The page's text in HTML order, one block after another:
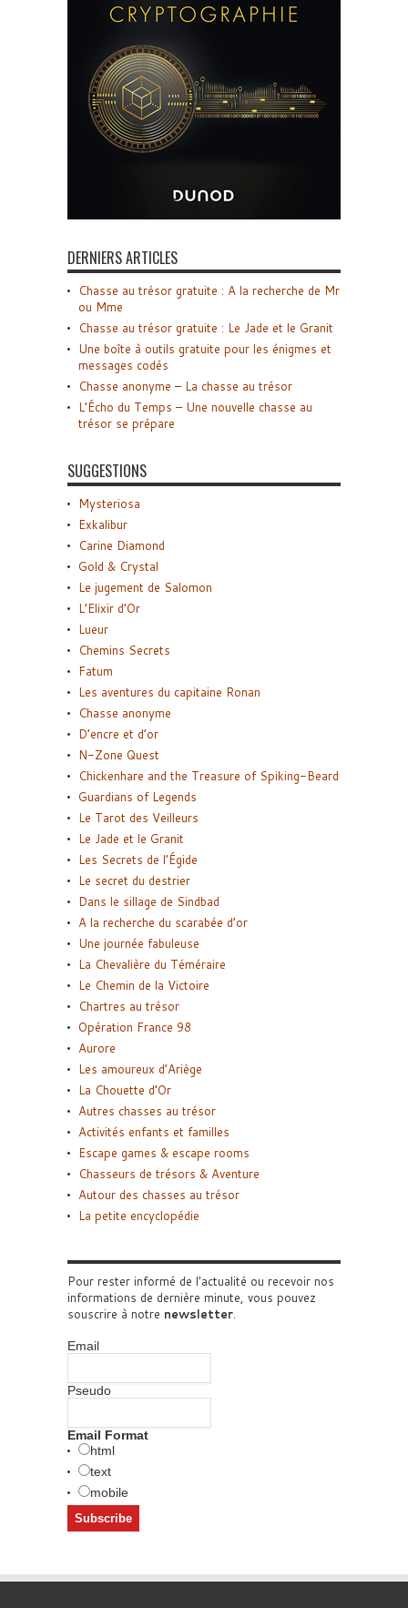
DERNIERS ARTICLES
Chasse au trésor gratuite : A la recherche de Mr
ou Mme
Chasse au trésor gratuite : Le Jade et le Granit
Une boîte à outils gratuite pour les énigmes et
messages codés
Chasse anonyme – La chasse au trésor
L’Écho du Temps – Une nouvelle chasse au
trésor se prépare
SUGGESTIONS
Mysteriosa
Exkalibur
Carine Diamond
Gold & Crystal
Le jugement de Salomon
L’Elixir d’Or
Lueur
Chemins Secrets
Fatum
Les aventures du capitaine Ronan
Chasse anonyme
D’encre et d’or
N-Zone Quest
Chickenhare and the Treasure of Spiking-Beard
Guardians of Legends
Le Tarot des Veilleurs
Le Jade et le Granit
Les Secrets de l’Égide
Le secret du destrier
Dans le sillage de Sindbad
A la recherche du scarabée d’or
Une journée fabuleuse
La Chevalière du Téméraire
Le Chemin de la Victoire
Chartres au trésor
Opération France 98
Aurore
Les amoureux d’Ariège
La Chouette d’Or
Autres chasses au trésor
Activités enfants et familles
Escape games & escape rooms
Chasseurs de trésors & Aventure
Autour des chasses au trésor
La petite encyclopédie
Pour rester informé de l'actualité ou recevoir nos
informations de dernière minute, vous pouvez
souscrire à notre newsletter.
Email
Pseudo
Email Format
html
text
mobile